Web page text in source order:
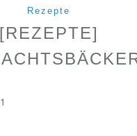
Rezepte
[REZEPTE]